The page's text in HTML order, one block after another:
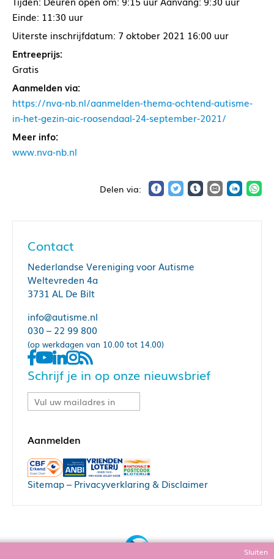
Einde: 11:30 uur
Uiterste inschrijfdatum: 7 oktober 2021 16:00 uur
Entreeprijs:
Gratis
Aanmelden via:
https://nva-nb.nl/aanmelden-thema-ochtend-autisme-
in-het-gezin-aic-roosendaal-24-september-2021/
Meer info:
www.nva-nb.nl
Contact
Nederlandse Vereniging voor Autisme
Weltevreden 4a
3731 AL De Bilt
info@autisme.nl
030 – 22 99 800
(op werkdagen van 10.00 tot 14.00)
Schrijf je in op onze nieuwsbrief
Sitemap– Privacyverklaring & Disclaimer
Sluiten